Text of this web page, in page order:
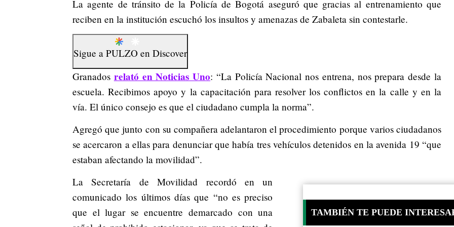
La agente de tránsito de la Policía de Bogotá aseguró que gracias al entrenamiento que
reciben en la institución escuchó los insultos y amenazas de Zabaleta sin contestarle.
Sigue a PULZO en Discover
Granados relató en Noticias Uno: “La Policía Nacional nos entrena, nos prepara desde la
escuela. Recibimos apoyo y la capacitación para resolver los conflictos en la calle y en la
vía. El único consejo es que el ciudadano cumpla la norma”.
Agregó que junto con su compañera adelantaron el procedimiento porque varios ciudadanos
se acercaron a ellas para denunciar que había tres vehículos detenidos en la avenida 19 “que
estaban afectando la movilidad”.
TAMBIÉN TE PUEDE
La Secretaría de Movilidad recordó en un
comunicado los últimos días que “no es preciso
que el lugar se encuentre demarcado con una